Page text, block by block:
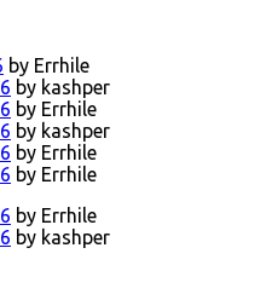
by Errhile
by kashper
by Errhile
by kashper
by Errhile
by Errhile
by Errhile
by kashper